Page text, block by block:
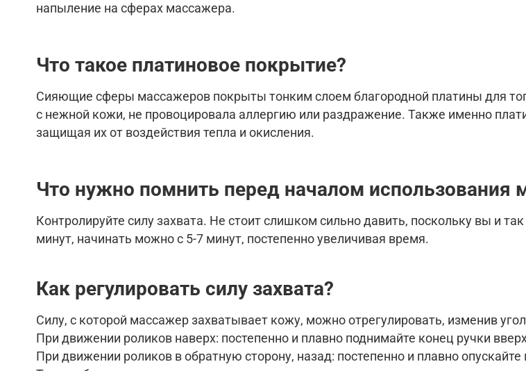
напыление на сферах массажера.
Что такое платиновое покрытие?
Сияющие сферы массажеров покрыты тонким слоем благородной платины для
с нежной кожи, не провоцировала аллергию или раздражение. Также именно
защищая их от воздействия тепла и окисления.
Что нужно помнить перед началом использования
Контролируйте силу захвата. Не стоит слишком сильно давить, поскольку вы и
минут, начинать можно с 5-7 минут, постепенно увеличивая время.
Как регулировать силу захвата?
Силу, с которой массажер захватывает кожу, можно отрегулировать, изменив
При движении роликов наверх: постепенно и плавно поднимайте конец ручки
При движении роликов в обратную сторону, назад: постепенно и плавно